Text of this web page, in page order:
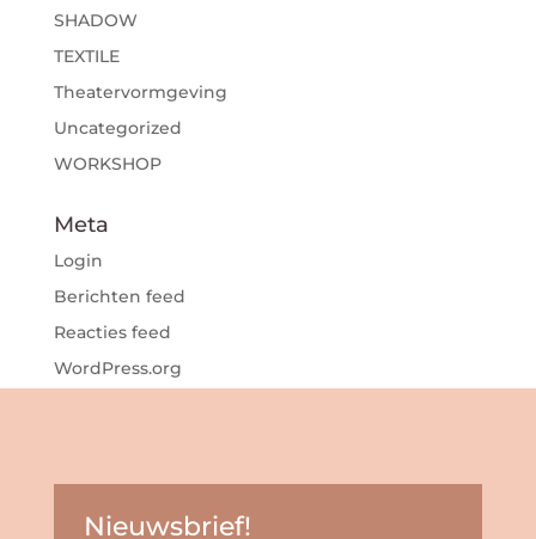
SHADOW
TEXTILE
Theatervormgeving
Uncategorized
WORKSHOP
Meta
Login
Berichten feed
Reacties feed
WordPress.org
Nieuwsbrief!